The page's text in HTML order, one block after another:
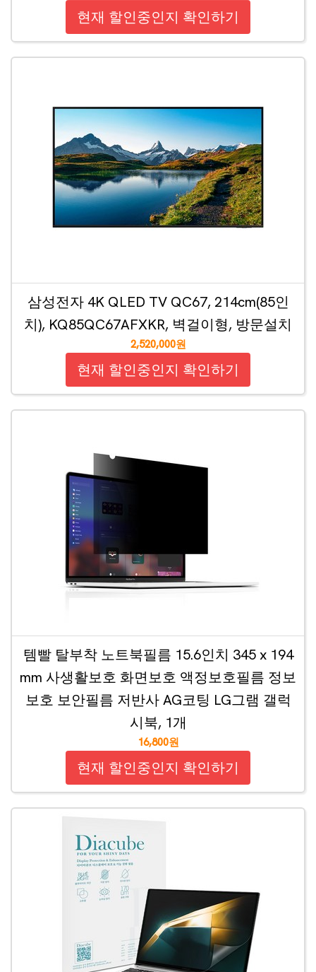
현재 할인중인지 확인하기
삼성전자 4K QLED TV QC67, 214cm(85인
치), KQ85QC67AFXKR, 벽걸이형, 방문설치
2,520,000원
현재 할인중인지 확인하기
템빨 탈부착 노트북필름 15.6인치 345 x 194
mm 사생활보호 화면보호 액정보호필름 정보
보호 보안필름 저반사 AG코팅 LG그램 갤럭
시북, 1개
16,800원
현재 할인중인지 확인하기